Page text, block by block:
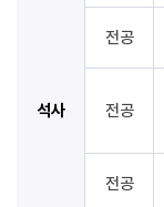
석사
전공
전공
전공